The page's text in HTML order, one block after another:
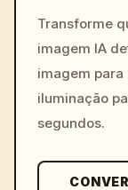
Transforme
imagem IA
imagem
iluminação
segundos.